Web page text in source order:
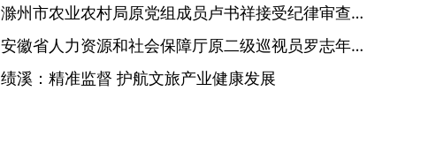
滁州市农业农村局原党组成员卢书祥接受纪律审查和监察调查
安徽省人力资源和社会保障厅原二级巡视员罗志年接受纪律审查和监察调查
绩溪：精准监督 护航文旅产业健康发展